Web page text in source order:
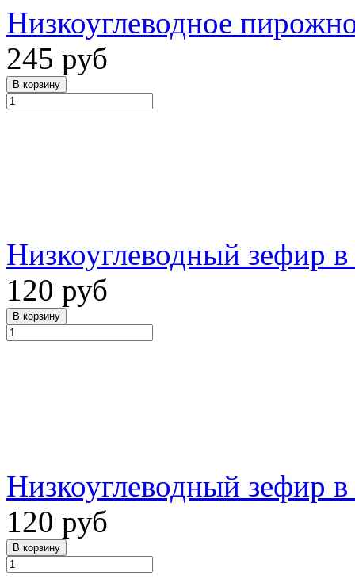
Низкоуглеводное
245 руб
Низкоуглеводный зефир
120 руб
Низкоуглеводный зефир
120 руб